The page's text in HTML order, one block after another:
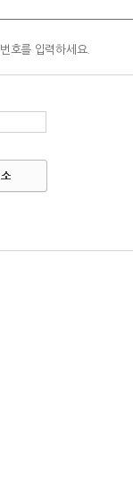
호를 입력하세요.